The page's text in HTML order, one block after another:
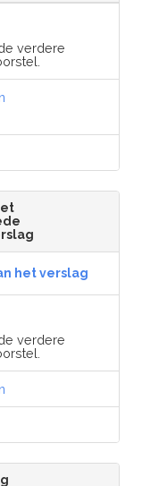
verdere
het verslag
verdere